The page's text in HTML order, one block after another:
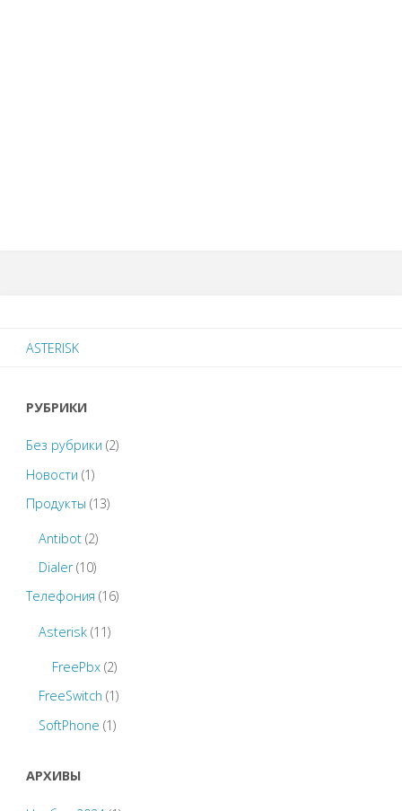
ASTERISK
РУБРИКИ
Без рубрики (2)
Новости (1)
Продукты (13)
Antibot (2)
Dialer(10)
Телефония (16)
Asterisk (11)
FreePbx(2)
FreeSwitch (1)
SoftPhone (1)
АРХИВЫ